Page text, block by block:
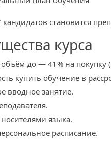
становится
курса
объём до — 41% на покупку
купить обучение в
вводное занятие.
языка.
расписание.